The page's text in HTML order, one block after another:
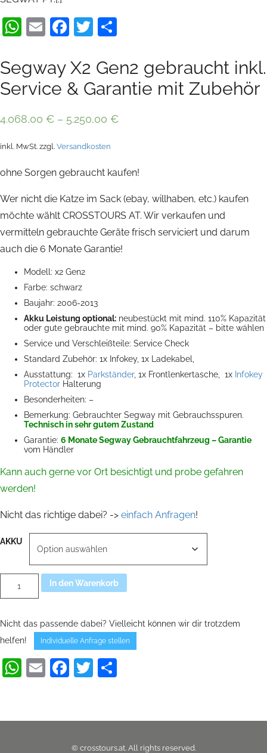
WhatsApp
EmailFacebook
Twitter
Segway X2 Gen2 gebraucht inkl.
Service & Garantie mit Zubehör
4.068,00 € – 5.250,00 €
inkl. MwSt. zzgl. Versandkosten
ohne Sorgen gebraucht kaufen!
Wer nicht die Katze im Sack (ebay, willhaben, etc.) kaufen
möchte wählt CROSSTOURS AT. Wir verkaufen und
vermitteln gebrauchte Geräte frisch serviciert und darum
auch die 6 Monate Garantie!
Modell: x2 Gen2
Farbe: schwarz
Baujahr: 2006-2013
Akku Leistung optional: neubestückt mit mind. 110% Kapazität
oder gute gebrauchte mit mind. 90% Kapazität – bitte wählen
Service und Verschleißteile: Service Check
Standard Zubehör: 1x Infokey, 1x Ladekabel,
Ausstattung: 1x Parkständer, 1x Frontlenkertasche, 1x Infokey
Protector Halterung
Besonderheiten: –
Bemerkung: Gebrauchter Segway mit Gebrauchsspuren.
Technisch in sehr gutem Zustand
Garantie: 6 Monate Segway Gebrauchtfahrzeug – Garantie
vom Händler
Kann auch gerne vor Ort besichtigt und probe gefahren
werden!
Nicht das richtige dabei? -> einfach Anfragen!
AKKU
Gen2
Service
&
Garantie
Zubehör
Menge
In den Warenkorb
Nicht das passende dabei? Vielleicht können wir dir trotzdem
helfen!
Individuelle Anfrage stellen
WhatsApp
EmailFacebook
Twitter
© crosstours.at. All rights reserved.